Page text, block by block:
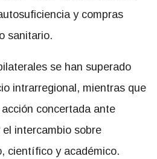
y compras
sanitario.
se han superado
intrarregional, mientras que
concertada ante
intercambio sobre
científico y académico.